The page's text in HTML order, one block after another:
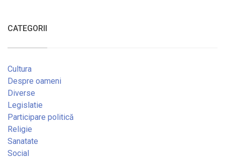
CATEGORII
Cultura
Despre oameni
Diverse
Legislatie
Participare politică
Religie
Sanatate
Social